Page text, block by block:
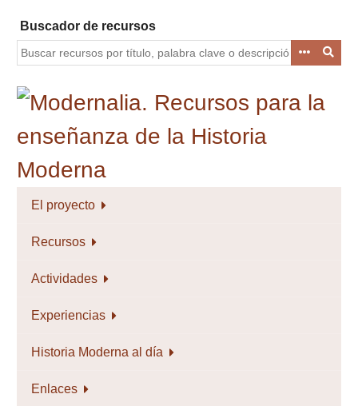
contenido
principal
Buscador de recursos
El proyecto
Recursos
Actividades
Experiencias
Historia Moderna al día
Enlaces